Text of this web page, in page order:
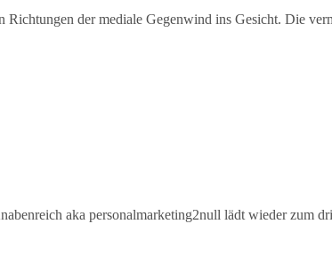
Richtungen der mediale Gegenwind ins Gesicht. Die
aka personalmarketing2null lädt wieder zum